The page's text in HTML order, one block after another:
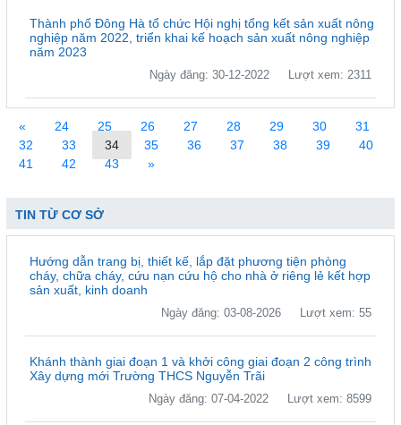
Thành phố Đông Hà tổ chức Hội nghị tổng kết sản xuất nông
nghiệp năm 2022, triển khai kế hoạch sản xuất nông nghiệp
năm 2023
Ngày đăng: 30-12-2022 Lượt xem: 2311
« 24 25 26 27 28 29 30
31
32
33 34 35 36 37 38 39
40
41
42 43 »
TIN TỪ CƠ SỞ
Hướng dẫn trang bị, thiết kế, lắp đặt phương tiện phòng
cháy, chữa cháy, cứu nạn cứu hộ cho nhà ở riêng lẻ kết hợp
sản xuất, kinh doanh
Ngày đăng: 03-08-2026 Lượt xem: 55
Khánh thành giai đoạn 1 và khởi công giai đoạn 2 công trình
Xây dựng mới Trường THCS Nguyễn Trãi
Ngày đăng: 07-04-2022 Lượt xem: 8599